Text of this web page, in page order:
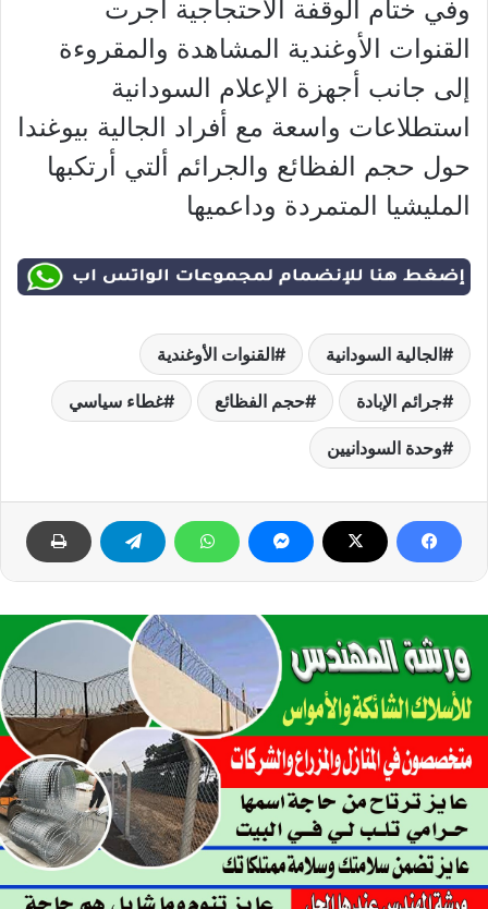
وفي ختام الوقفة الاحتجاجية أجرت
القنوات الأوغندية المشاهدة والمقروءة
إلى جانب أجهزة الإعلام السودانية
استطلاعات واسعة مع أفراد الجالية بيوغندا
حول حجم الفظائع والجرائم ألتي أرتكبها
المليشيا المتمردة وداعميها
الجالية السودانية القنوات الأوغندية
جرائم الإبادة حجم الفظائع غطاء سياسي
وحدة السودانيين